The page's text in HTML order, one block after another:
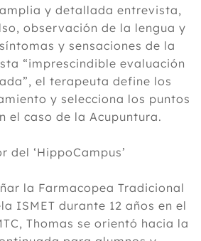
y detallada entrevista,
observación de la lengua y
y sensaciones de la
“imprescindible evaluación
el terapeuta define los
y selecciona los puntos
el caso de la Acupuntura.
del ‘HippoCampus’
la Farmacopea Tradicional
ISMET durante 12 años en el
Thomas se orientó hacia la